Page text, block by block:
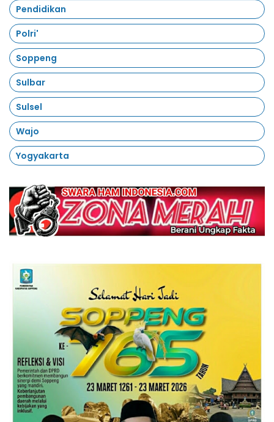
Pendidikan
Polri'
Soppeng
Sulbar
Sulsel
Wajo
Yogyakarta